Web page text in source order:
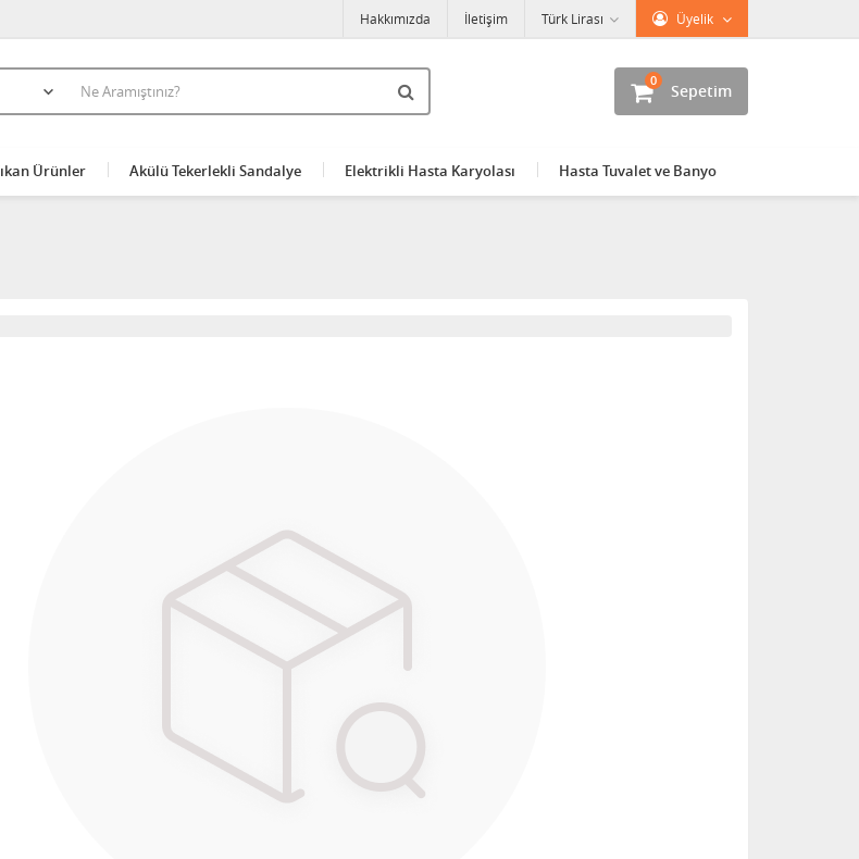
Üyelik
Türk Lirası
Hakkımızda İletişim
Sepetim
0
Ürünler Akülü Tekerlekli Sandalye Elektrikli Hasta Karyolası Hasta Tuvalet ve Banyo